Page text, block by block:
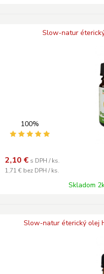
Slow-natur
100%
2,10 € s DPH / ks.
1,71 € bez DPH / ks.
Skladom
Slow-natur éterický olej